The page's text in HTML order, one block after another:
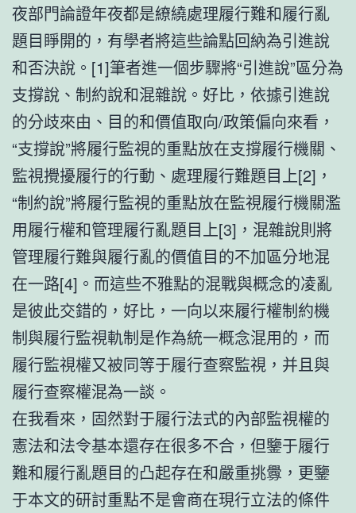
夜部門論證年夜都是繚繞處理履行難和履行亂
題目睜開的，有學者將這些論點回納為引進說
和否決說。[1]筆者進一個步驟將“引進說”區分為
支撐說、制約說和混雜說。好比，依據引進說
的分歧來由、目的和價值取向/政策偏向來看，
“支撐說”將履行監視的重點放在支撐履行機關、
監視攪擾履行的行動、處理履行難題目上[2]，
“制約說”將履行監視的重點放在監視履行機關濫
用履行權和管理履行亂題目上[3]，混雜說則將
管理履行難與履行亂的價值目的不加區分地混
在一路[4]。而這些不雅點的混戰與概念的凌亂
是彼此交錯的，好比，一向以來履行權制約機
制與履行監視軌制是作為統一概念混用的，而
履行監視權又被同等于履行查察監視，并且與
履行查察權混為一談。
在我看來，固然對于履行法式的內部監視權的
憲法和法令基本還存在很多不合，但鑒于履行
難和履行亂題目的凸起存在和嚴重挑釁，更鑒
于本文的研討重點不是會商在現行立法的條件